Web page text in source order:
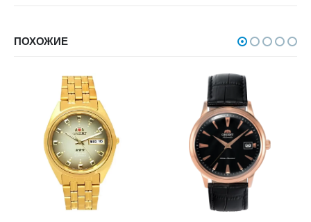
ПОХОЖИЕ